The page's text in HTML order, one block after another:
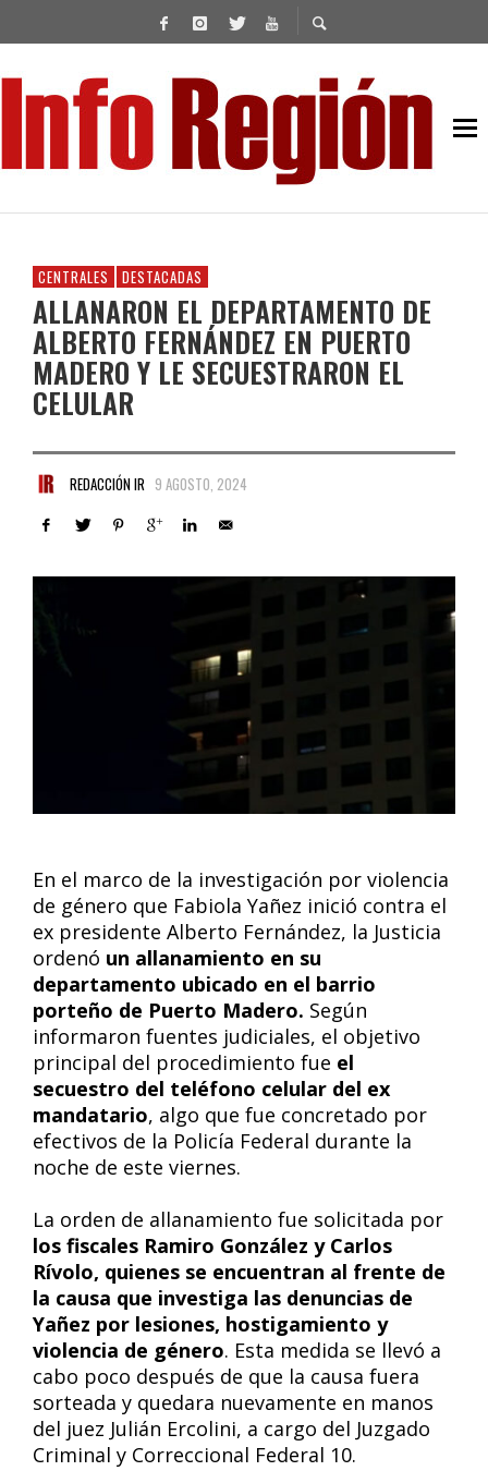
CENTRALES DESTACADAS
ALLANARON EL DEPARTAMENTO DE
ALBERTO FERNÁNDEZ EN PUERTO
MADERO Y LE SECUESTRARON EL
CELULAR
REDACCIÓN IR 9 AGOSTO, 2024
En el marco de la investigación por violencia
de género que Fabiola Yañez inició contra el
ex presidente Alberto Fernández, la Justicia
ordenó un allanamiento en su
departamento ubicado en el barrio
porteño de Puerto Madero. Según
informaron fuentes judiciales, el objetivo
principal del procedimiento fue el
secuestro del teléfono celular del ex
mandatario, algo que fue concretado por
efectivos de la Policía Federal durante la
noche de este viernes.
La orden de allanamiento fue solicitada por
los fiscales Ramiro González y Carlos
Rívolo, quienes se encuentran al frente de
la causa que investiga las denuncias de
Yañez por lesiones, hostigamiento y
violencia de género. Esta medida se llevó a
cabo poco después de que la causa fuera
sorteada y quedara nuevamente en manos
del juez Julián Ercolini, a cargo del Juzgado
Criminal y Correccional Federal 10.